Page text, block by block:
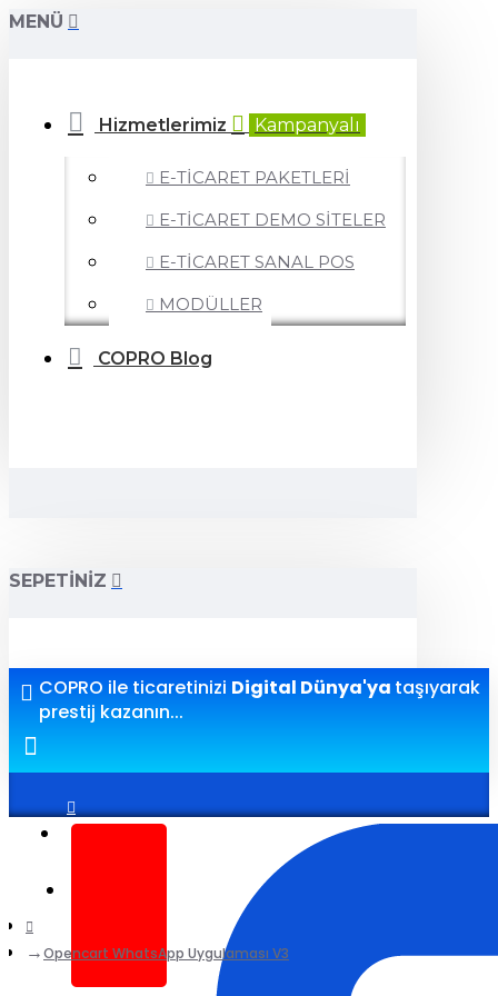
MENÜ
Hizmetlerimiz Kampanyalı
E-TİCARET PAKETLERİ
E-TİCARET DEMO SİTELER
E-TİCARET SANAL POS
MODÜLLER
COPRO Blog
SEPETINIZ
COPRO ile ticaretinizi Digital Dünya'ya taşıyarak
prestij kazanın...
Giriş yap
Opencart WhatsApp Uygulaması V3